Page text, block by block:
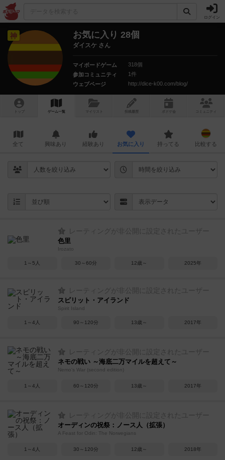
ログイン
神 お気に入り 28個
ダイスケ さん
マイボードゲーム
318個
参加コミュニティ
1件
ウェブページ
http://dice-k00.com/blog/
トップ ゲーム一覧 マイリスト 投稿履歴 ボ ドゲ コミュニティ
全て 興味あり 経験あり お気に入り 持ってる 比較する
レーティングが非公開に設定されたユーザー
色里
Irozato
1～5人 30～60分 12歳～ 2025年
レーティングが非公開に設定されたユーザー
スピリット・アイランド
Spirit Island
1～4人 90～120分 13歳～ 2017年
レーティングが非公開に設定されたユーザー
ネモの戦い ～海底二万マイルを超えて～
Nemo's War (second edition)
1～4人 60～120分 13歳～ 2017年
レーティングが非公開に設定されたユーザー
オーディンの祝祭：ノース人（拡張）
A Feast for Odin: The Norwegians
1～4人 30～120分 12歳～ 2018年